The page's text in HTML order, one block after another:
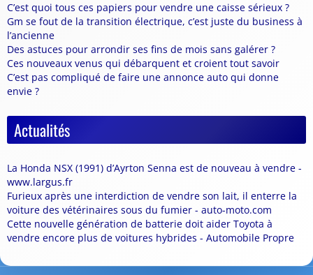
C’est quoi tous ces papiers pour vendre une caisse sérieux ?
Gm se fout de la transition électrique, c’est juste du business à
l’ancienne
Des astuces pour arrondir ses fins de mois sans galérer ?
Ces nouveaux venus qui débarquent et croient tout savoir
C’est pas compliqué de faire une annonce auto qui donne
envie ?
Actualités
La Honda NSX (1991) d’Ayrton Senna est de nouveau à vendre -
www.largus.fr
Furieux après une interdiction de vendre son lait, il enterre la
voiture des vétérinaires sous du fumier - auto-moto.com
Cette nouvelle génération de batterie doit aider Toyota à
vendre encore plus de voitures hybrides - Automobile Propre